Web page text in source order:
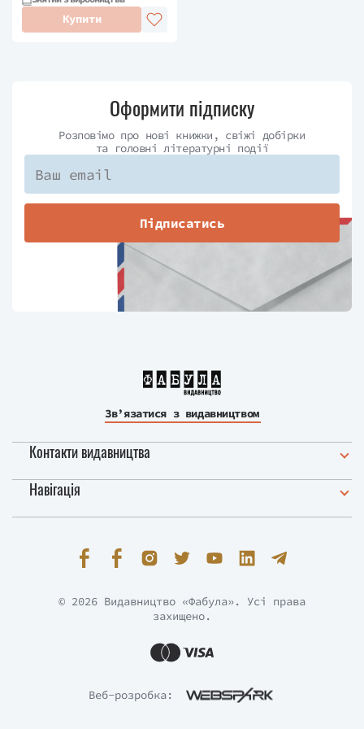
письменницею, її старший брат —
аматором. Шеннон Кьорк відвідувала
Трініті-коледж, а 1998 року закінчила
юридичний факультет у Саффолку, де
викладає й донині. У вільний від
літератури, адвокатури й викладання
час захоплюється скульптурою,
живописом, багато подорожує. Чоловік
Шеннон — учений-фізик і
ультрамарафонець, у них
одинадцятирічний син.
Купити
Оформити підписку
Розповімо про нові книжки, свіжі добірки
та головні літературні події
Підписатись
Зв’язатися з видавництвом
Контакти видавництва
Навігація
Веб-розробка:
© 2026 Видавництво «Фабула». Усі права
захищено.